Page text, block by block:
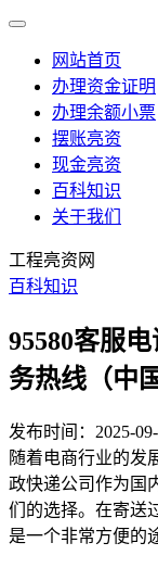
网站首页
办理资金证明
办理余额小票
摆账亮资
现金亮资
百科知识
关于我们
工程亮资网
百科知识
95580客服
务热线（中
发布时间：2025-
随着电商行业的发
政快递公司作为国
们的选择。在寄送
是一个非常方便的